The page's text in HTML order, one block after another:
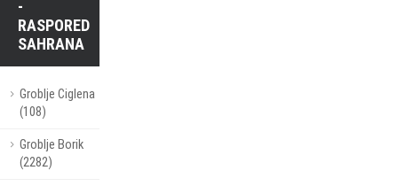
-
RASPORED
SAHRANA
Groblje Ciglena
(108)
Groblje Borik
(2282)